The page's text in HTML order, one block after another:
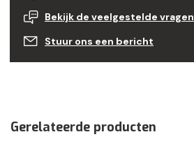
Bekijk de veelgestelde vragen
Stuur ons een bericht
Gerelateerde producten